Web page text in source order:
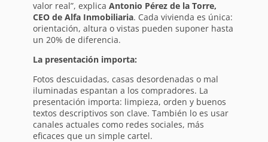
valor real”, explica Antonio Pérez de la Torre,
CEO de Alfa Inmobiliaria. Cada vivienda es única:
orientación, altura o vistas pueden suponer hasta
un 20% de diferencia.
La presentación importa:
Fotos descuidadas, casas desordenadas o mal
iluminadas espantan a los compradores. La
presentación importa: limpieza, orden y buenos
textos descriptivos son clave. También lo es usar
canales actuales como redes sociales, más
eficaces que un simple cartel.